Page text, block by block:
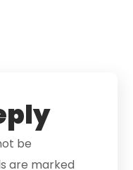
be
are marked